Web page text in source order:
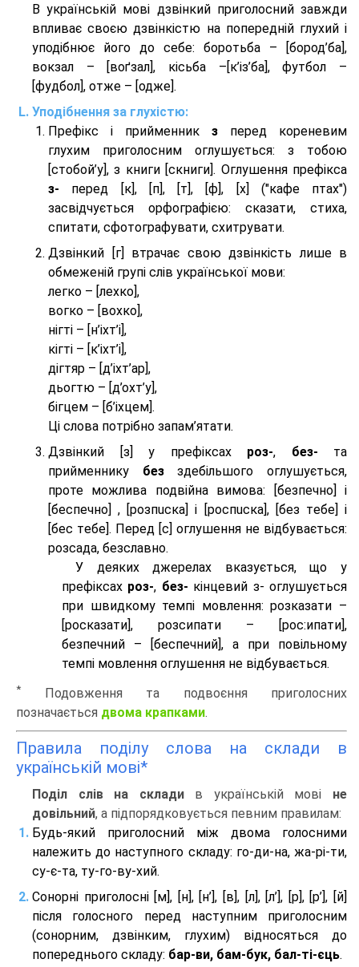
В українській мові дзвінкий приголосний завжди
впливає своєю дзвінкістю на попередній глухий і
уподібнює його до себе: боротьба – [бород’ба],
вокзал – [воґзал], кісьба –[к’із’ба], футбол –
[фудбол], отже – [одже].
Уподібнення за глухістю:
Префікс і прийменник з перед кореневим
глухим приголосним оглушується: з тобою
[стобой’у], з книги [скниги]. Оглушення префікса
з- перед [к], [п], [т], [ф], [х] ("кафе птах")
засвідчується орфографією: сказати, стиха,
спитати, сфотографувати, схитрувати.
Дзвінкий [г] втрачає свою дзвінкість лише в
обмеженій групі слів української мови:
легко – [лехко],
вогко – [вохко],
нігті – [н’іхт’і],
кігті – [к’іхт’і],
дігтяр – [д’іхт’ар],
дьогтю – [д’охт’у],
бігцем – [б’іхцем].
Ці слова потрібно запам’ятати.
Дзвінкий [з] у префіксах роз-, без- та
прийменнику безздебільшого оглушується,
проте можлива подвійна вимова: [безпeчно] і
[беспeчно] , [розпuска] і [роспuска], [без тeбе] і
[бес тeбе]. Перед [с] оглушення не відбувається:
розсада, безславно.
У деяких джерелах вказується, що у
префіксах роз-, без- кінцевий з- оглушується
при швидкому темпі мовлення: розказати –
[росказати], розсипати – [роc:ипати],
безпечний – [беспечний], а при повільному
темпі мовлення оглушення не відбувається.
*
Подовження та подвоєння приголосних
позначається двома крапками.
Правила поділу слова на склади в
українській мові*
Поділ слів на складив українській мові не
довільний, а підпорядковується певним правилам:
Будь-який приголосний між двома голосними
належить до наступного складу: го-ди-на, жа-рі-ти,
су-є-та, ту-го-ву-хий.
Сонорні приголосні [м], [н], [н’], [в], [л], [л’], [р], [р’], [й]
після голосного перед наступним приголосним
(сонорним, дзвінким, глухим) відносяться до
попереднього складу: бар-ви, бам-бук, бал-ті-єць.